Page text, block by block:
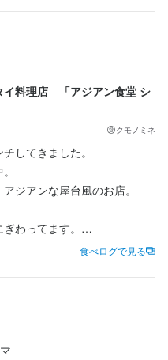
料理店　「アジアン食堂 シ
クモノミネ
してきました。
ジアンな屋台風のお店。
わってます。
な感じでカワイイですね。
がまたいい。
食べログで見る
セージ
店内
にご応募くださいね *:.。
飲食店での接客経験 調理師免許
オーナーと楽しく働きませ
べられるかも…？！